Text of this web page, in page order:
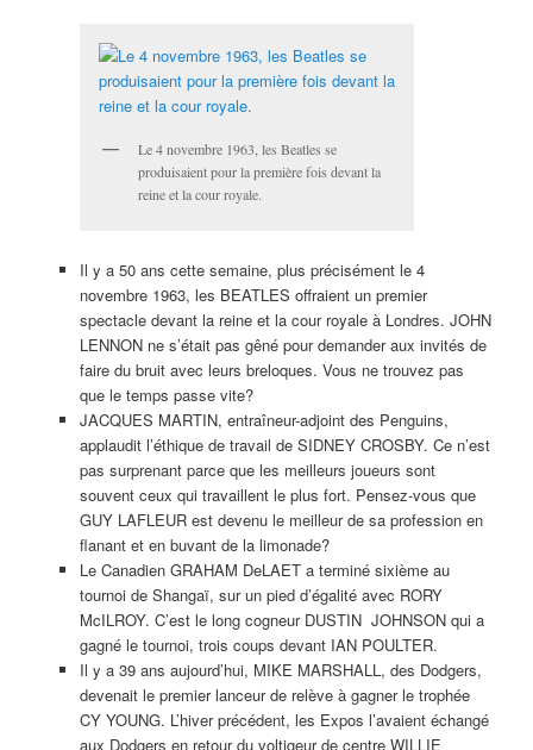
Le 4 novembre 1963, les Beatles se
produisaient pour la première fois devant la
reine et la cour royale.
Il y a 50 ans cette semaine, plus précisément le 4
novembre 1963, les BEATLES offraient un premier
spectacle devant la reine et la cour royale à Londres. JOHN
LENNON ne s’était pas gêné pour demander aux invités de
faire du bruit avec leurs breloques. Vous ne trouvez pas
que le temps passe vite?
JACQUES MARTIN, entraîneur-adjoint des Penguins,
applaudit l’éthique de travail de SIDNEY CROSBY. Ce n’est
pas surprenant parce que les meilleurs joueurs sont
souvent ceux qui travaillent le plus fort. Pensez-vous que
GUY LAFLEUR est devenu le meilleur de sa profession en
flanant et en buvant de la limonade?
Le Canadien GRAHAM DeLAET a terminé sixième au
tournoi de Shangaï, sur un pied d’égalité avec RORY
McILROY. C’est le long cogneur DUSTIN JOHNSON qui a
gagné le tournoi, trois coups devant IAN POULTER.
Il y a 39 ans aujourd’hui, MIKE MARSHALL, des Dodgers,
devenait le premier lanceur de relève à gagner le trophée
CY YOUNG. L’hiver précédent, les Expos l’avaient échangé
aux Dodgers en retour du voltigeur de centre WILLIE